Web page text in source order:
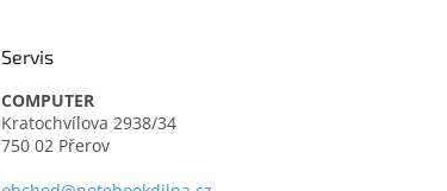
Servis
COMPUTER
Kratochvílova 2938/34
750 02 Přerov